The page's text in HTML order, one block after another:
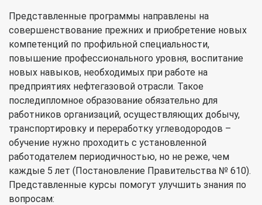
Представленные программы направлены на
совершенствование прежних и приобретение новых
компетенций по профильной специальности,
повышение профессионального уровня, воспитание
новых навыков, необходимых при работе на
предприятиях нефтегазовой отрасли. Такое
последипломное образование обязательно для
работников организаций, осуществляющих добычу,
транспортировку и переработку углеводородов –
обучение нужно проходить с установленной
работодателем периодичностью, но не реже, чем
каждые 5 лет (Постановление Правительства № 610).
Представленные курсы помогут улучшить знания по
вопросам: